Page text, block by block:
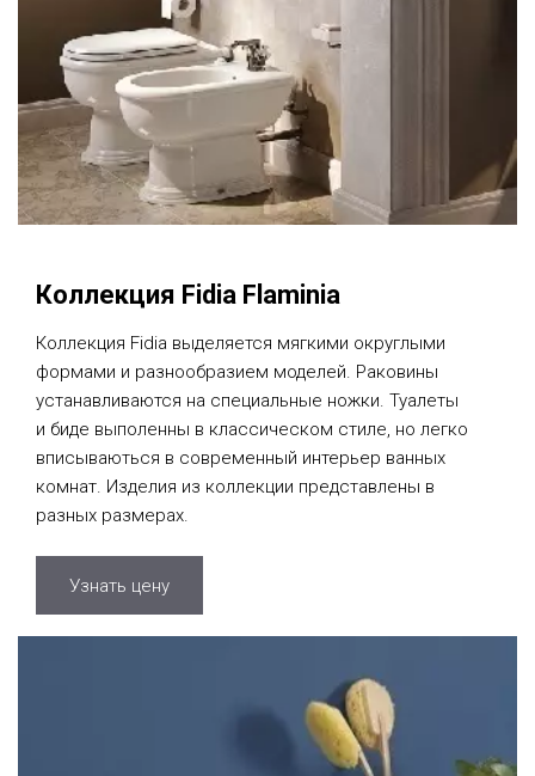
Коллекция Fidia Flaminia
Коллекция Fidia выделяется мягкими округлыми
формами и разнообразием моделей. Раковины
устанавливаются на специальные ножки. Туалеты
и биде выполенны в классическом стиле, но легко
вписываються в современный интерьер ванных
комнат. Изделия из коллекции представлены в
разных размерах.
Узнать цену